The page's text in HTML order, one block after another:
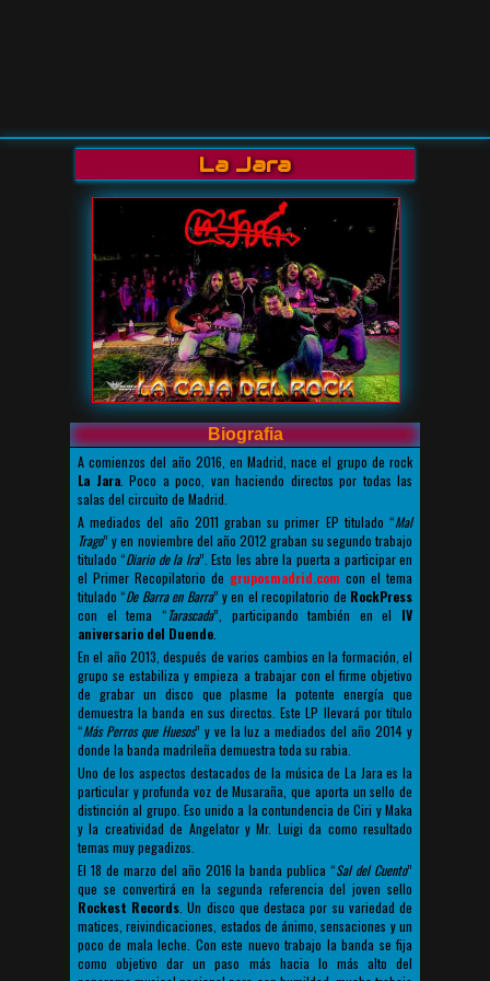
La Jara
Biografia
A comienzos del año 2016, en Madrid, nace el grupo de rock
La Jara. Poco a poco, van haciendo directos por todas las
salas del circuito de Madrid.
A mediados del año 2011 graban su primer EP titulado “Mal
Trago” y en noviembre del año 2012 graban su segundo trabajo
titulado “Diario de la Ira”. Esto les abre la puerta a participar en
el Primer Recopilatorio de gruposmadrid.com con el tema
titulado “De Barra en Barra” y en el recopilatorio de RockPress
con el tema “Tarascada”, participando también en el IV
aniversario del Duende
En el año 2013, después de varios cambios en la formación, el
grupo se estabiliza y empieza a trabajar con el firme objetivo
de grabar un disco que plasme la potente energía que
demuestra la banda en sus directos. Este LP llevará por título
“Más Perros que Huesos” y ve la luz a mediados del año 2014 y
donde la banda madrileña demuestra toda su rabia.
Uno de los aspectos destacados de la música de La Jara es la
particular y profunda voz de Musaraña, que aporta un sello de
distinción al grupo. Eso unido a la contundencia de Ciri y Maka
y la creatividad de Angelator y Mr. Luigi da como resultado
temas muy pegadizos.
El 18 de marzo del año 2016 la banda publica “Sal del Cuento”
que se convertirá en la segunda referencia del joven sello
Rockest Records . Un disco que destaca por su variedad de
matices, reivindicaciones, estados de ánimo, sensaciones y un
poco de mala leche. Con este nuevo trabajo la banda se fija
como objetivo dar un paso más hacia lo más alto del